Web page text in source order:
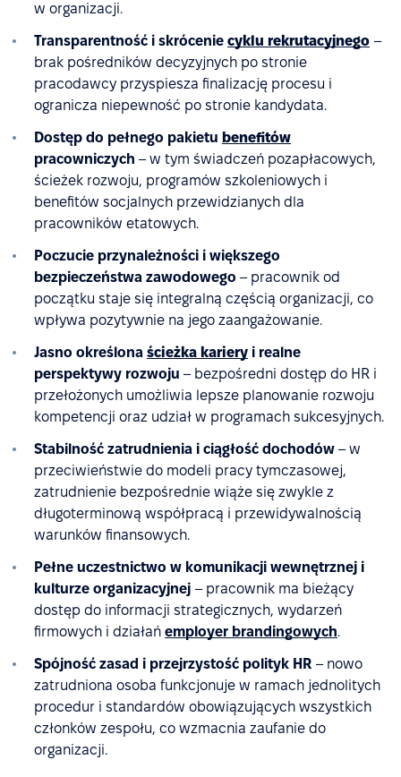
w organizacji.
Transparentność i skrócenie cyklu rekrutacyjnego –
brak pośredników decyzyjnych po stronie
pracodawcy przyspiesza finalizację procesu i
ogranicza niepewność po stronie kandydata.
Dostęp do pełnego pakietu benefitów
pracowniczych – w tym świadczeń pozapłacowych,
ścieżek rozwoju, programów szkoleniowych i
benefitów socjalnych przewidzianych dla
pracowników etatowych.
Poczucie przynależności i większego
bezpieczeństwa zawodowego – pracownik od
początku staje się integralną częścią organizacji, co
wpływa pozytywnie na jego zaangażowanie.
Jasno określona ścieżka kariery i realne
perspektywy rozwoju – bezpośredni dostęp do HR i
przełożonych umożliwia lepsze planowanie rozwoju
kompetencji oraz udział w programach sukcesyjnych.
Stabilność zatrudnienia i ciągłość dochodów – w
przeciwieństwie do modeli pracy tymczasowej,
zatrudnienie bezpośrednie wiąże się zwykle z
długoterminową współpracą i przewidywalnością
warunków finansowych.
Pełne uczestnictwo w komunikacji wewnętrznej i
kulturze organizacyjnej – pracownik ma bieżący
dostęp do informacji strategicznych, wydarzeń
firmowych i działań employer brandingowych.
Spójność zasad i przejrzystość polityk HR – nowo
zatrudniona osoba funkcjonuje w ramach jednolitych
procedur i standardów obowiązujących wszystkich
członków zespołu, co wzmacnia zaufanie do
organizacji.